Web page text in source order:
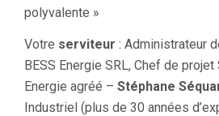
polyvalente »
Votre serviteur : Administrateur
BESS Energie SRL, Chef de projet
Energie agréé – Stéphane
Industriel (plus de 30 années